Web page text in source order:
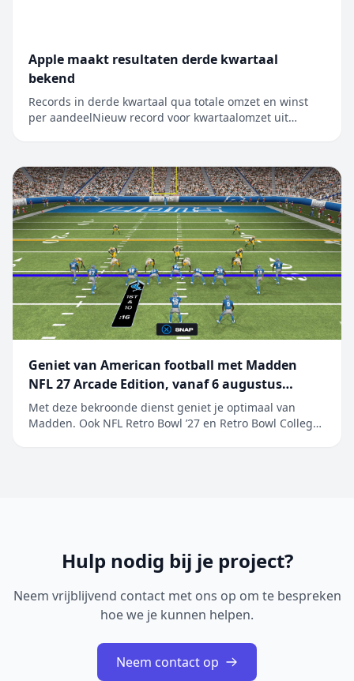
Apple maakt resultaten derde kwartaal
bekend
Records in derde kwartaal qua totale omzet en winst
per aandeelNieuw record voor kwartaalomzet uit
voor het derde kwartaal van het boekjaar 2026, dat
werd afgesloten op 27 juni 2026. De kwart...
Geniet van American football met Madden
NFL 27 Arcade Edition, vanaf 6 augustus
beschikbaar op Apple Arcade
Met deze bekroonde dienst geniet je optimaal van
Madden. Ook NFL Retro Bowl ’27 en Retro Bowl College+
Hulp nodig bij je project?
Neem vrijblijvend contact met ons op om te bespreken
hoe we je kunnen helpen.
Neem contact op